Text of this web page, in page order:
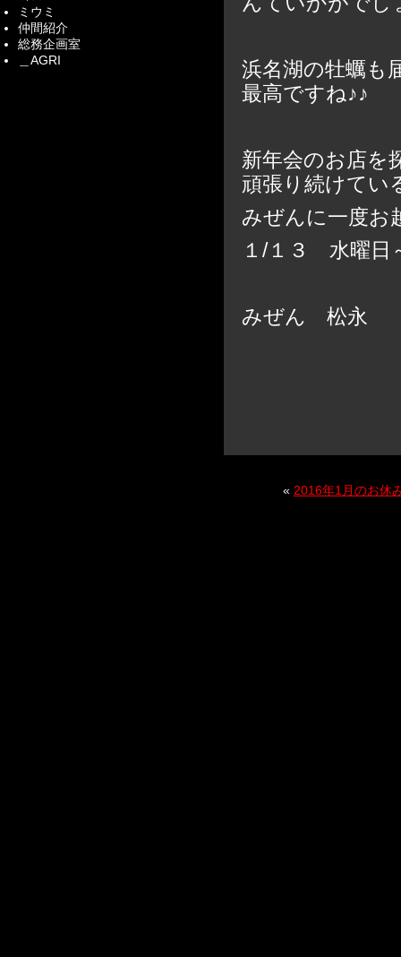
浜名湖の牡蠣
最高ですね♪♪
新年会のお店を
頑張り続けてい
みぜんに一度お
１/１３ 水曜日
みぜん 松永
« 2016年1月のお休
ミウミ
仲間紹介
総務企画室
＿AGRI